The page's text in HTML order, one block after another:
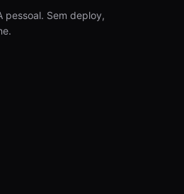
pessoal. Sem deploy,